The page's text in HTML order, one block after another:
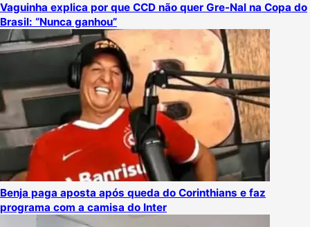
Vaguinha explica por que CCD não quer Gre-Nal na Copa do
Brasil: “Nunca ganhou”
Benja paga aposta após queda do Corinthians e faz
programa com a camisa do Inter